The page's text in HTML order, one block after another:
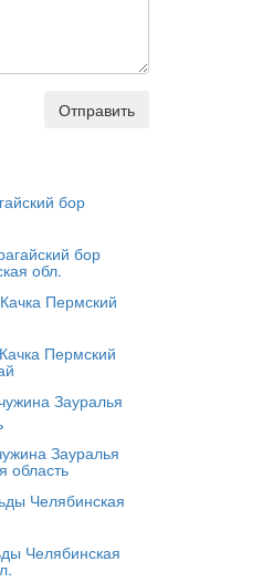
Отправить
бор
обл.
Пермский
Зауралья
область
Челябинская